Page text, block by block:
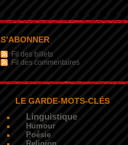
S’ABONNER
Fil des billets
Fil des commentaires
LE GARDE-MOTS-CLÉS
Linguistique
Humour
Poésie